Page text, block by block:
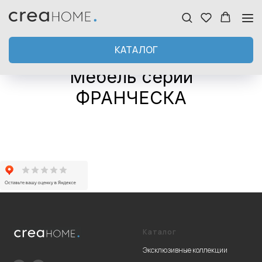
КАТАЛОГ
Мебель серии
ФРАНЧЕСКА
Каталог
Эксклюзивные коллекции